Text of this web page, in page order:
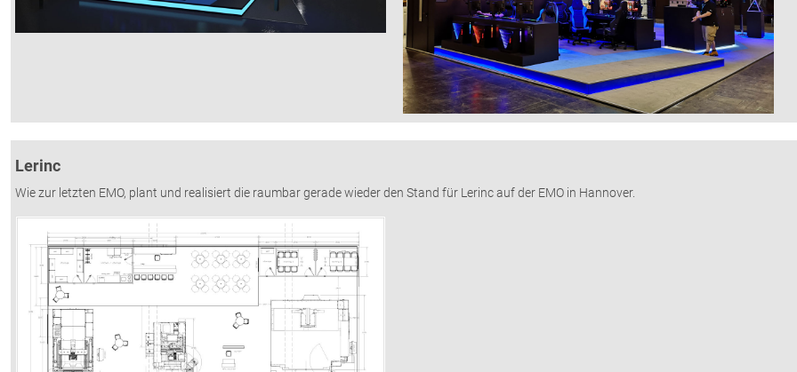
Lerinc
Wie zur letzten EMO, plant und realisiert die raumbar gerade wieder den Stand für Lerinc auf der EMO in Hannover.